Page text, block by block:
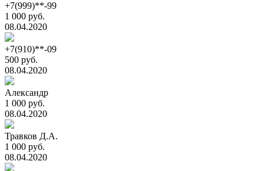
+7(999)**-99
1 000 руб.
08.04.2020
+7(910)**-09
500 руб.
08.04.2020
Александр
1 000 руб.
08.04.2020
Травков Д.А.
1 000 руб.
08.04.2020